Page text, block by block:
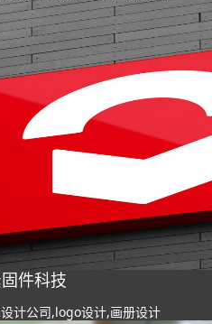
件科技
计公司,logo设计,画册设计